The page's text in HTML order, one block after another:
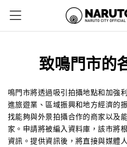
致鳴門市的
鳴門市將透過吸引拍攝地點和加強
進旅遊業、區域振興和地方經濟的
找能夠與外景拍攝合作的商家以及
家。申請將被編入資料庫，該市將
資訊。提供資訊後，將直接與媒體